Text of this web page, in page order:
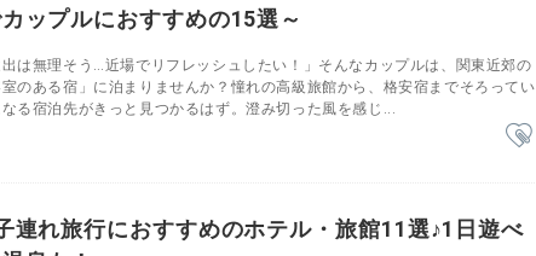
ップルにおすすめの15選～
出は無理そう…近場でリフレッシュしたい！」そんなカップルは、関東近郊の
室のある宿」に泊まりませんか？憧れの高級旅館から、格安宿までそろってい
る宿泊先がきっと見つかるはず。澄み切った風を感じ...
連れ旅行におすすめのホテル・旅館11選♪1日遊べ